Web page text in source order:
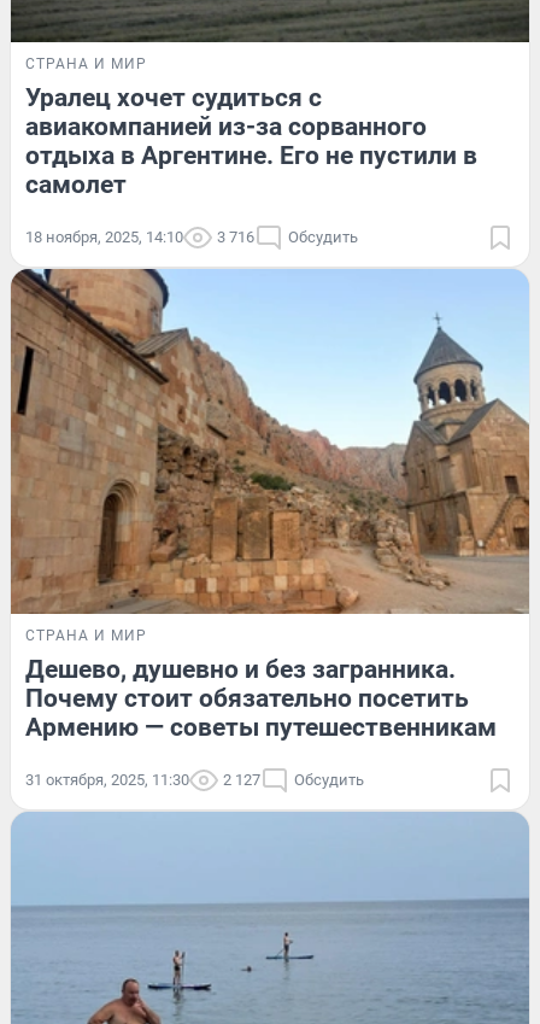
СТРАНА И МИР
Уралец хочет судиться с
авиакомпанией из-за сорванного
отдыха в Аргентине. Его не пустили в
самолет
18 ноября, 2025, 14:10 3 716 Обсудить
СТРАНА И МИР
Дешево, душевно и без загранника.
Почему стоит обязательно посетить
Армению — советы путешественникам
31 октября, 2025, 11:30 2 127 Обсудить